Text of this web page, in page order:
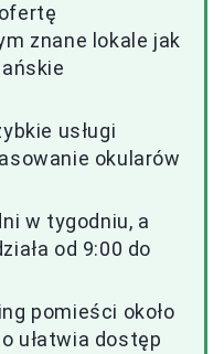
znane lokale jak
usługi
okularów
w tygodniu, a
od 9:00 do
pomieści około
ułatwia dostęp